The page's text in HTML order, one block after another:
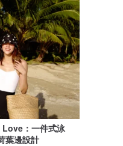
：一件式泳
葉邊設計